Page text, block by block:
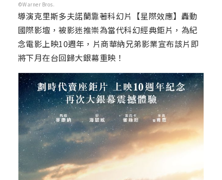
©Warner Bros.
導演克里斯多夫諾蘭靠著科幻片【星際效應】轟動
國際影壇，被影迷推崇為當代科幻經典鉅片，為紀
念電影上映10週年，片商華納兄弟影業宣布該片即
將下月在台回歸大銀幕重映！